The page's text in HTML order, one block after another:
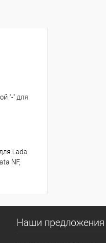
Lada
NF,
Cargen
Наши предложения